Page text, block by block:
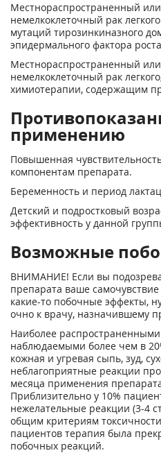
Местнораспространенный
немелкоклеточный рак
мутаций тирозинкиназного
эпидермального фактора
Местнораспространенный
немелкоклеточный рак
химиотерапии, содержащим
применению
Повышенная
компонентам препарата.
Беременность и период
Детский и подростковый
эффективность у данной
Возможные
ВНИМАНИЕ! Если вы
препарата ваше
какие-то побочные эффекты,
очно к врачу, назначившему
Наиболее
наблюдаемыми более чем в
кожная и угревая сыпь, зуд,
неблагоприятные реакции
месяца применения
Приблизительно у 10%
нежелательные реакции (3-4
общим критериям
пациентов терапия была
побочных реакций.